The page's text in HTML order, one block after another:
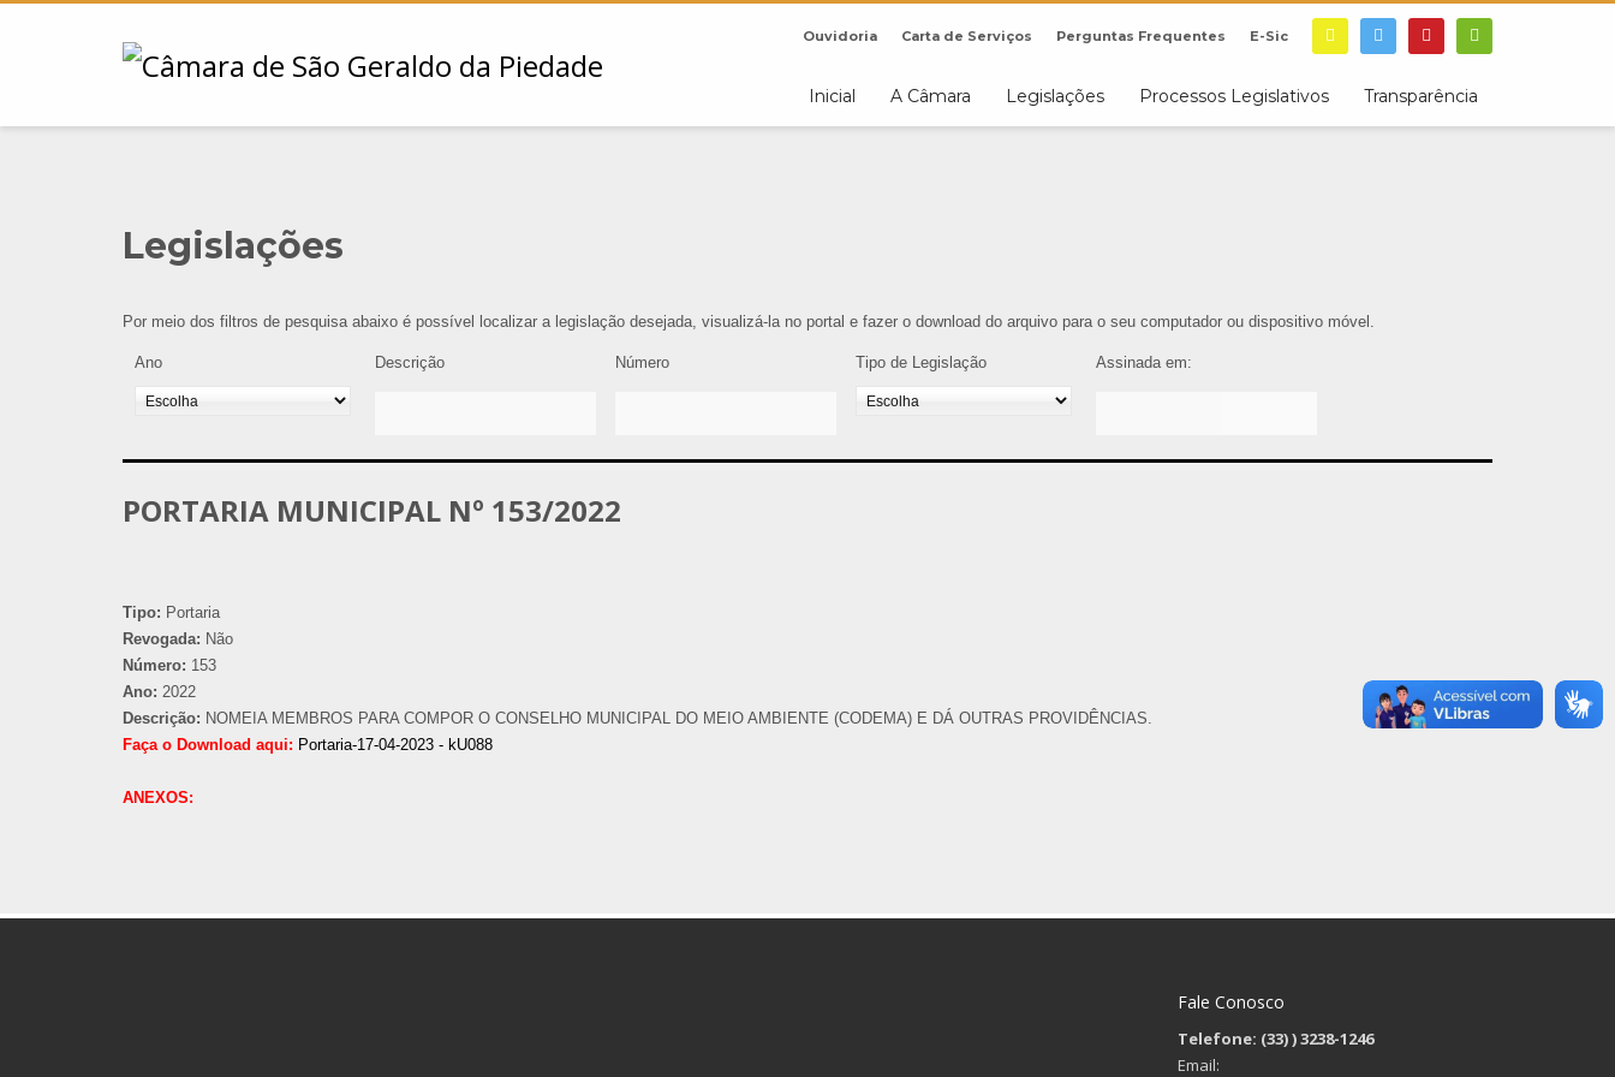
Ouvidoria Carta de Serviços Perguntas Frequentes E-Sic
Inicial A Câmara Legislações Processos Legislativos Transparência
Legislações
Por meio dos filtros de pesquisa abaixo é possível localizar a legislação desejada, visualizá-la no portal e fazer o download do arquivo para o seu computador ou dispositivo móvel.
Ano Descrição Número Tipo de Legislação Assinada em:
PORTARIA MUNICIPAL Nº 153/2022
Tipo: Portaria
Revogada: Não
Número: 153
Ano: 2022
Descrição: NOMEIA MEMBROS PARA COMPOR O CONSELHO MUNICIPAL DO MEIO AMBIENTE (CODEMA) E DÁ OUTRAS PROVIDÊNCIAS.
Faça o Download aqui: Portaria-17-04-2023 - kU088
ANEXOS:
Fale Conosco
Telefone: (33)) 3238-1246
Email: